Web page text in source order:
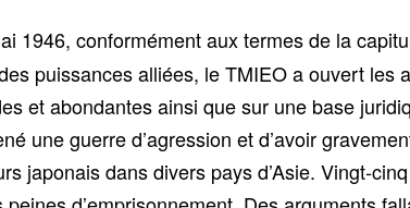
1946, conformément aux termes de la
puissances alliées, le TMIEO a ouvert
et abondantes ainsi que sur une base
une guerre d’agression et d’avoir
japonais dans divers pays d’Asie. Vingt-